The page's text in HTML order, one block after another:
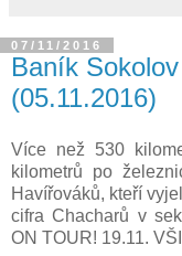
07/11/2016
Baník
(05.11.2016)
Více než 530
kilometrů po
Havířováků, kteří
cifra Chacharů v
ON TOUR! 19.11.